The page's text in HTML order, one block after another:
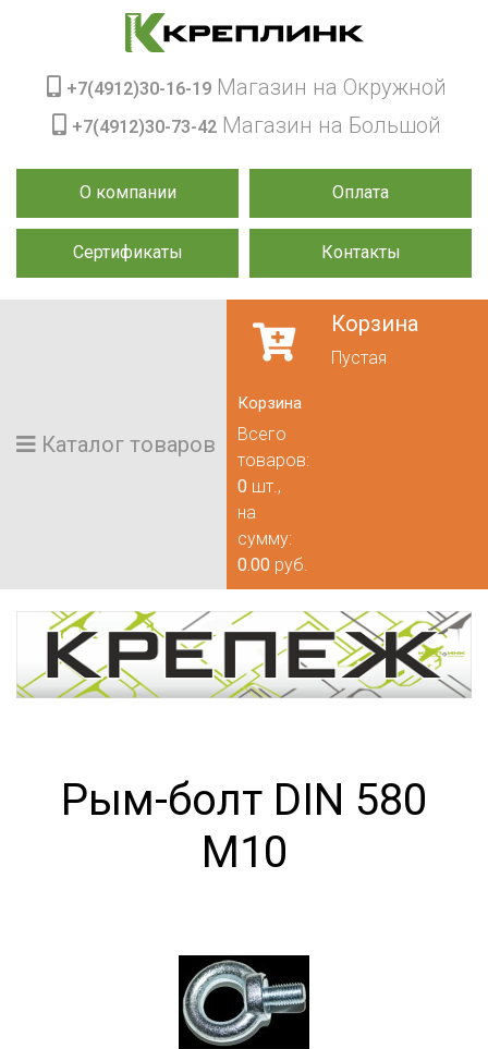
О компании Оплата
Сертификаты Контакты
+7(4912)30-16-19 Магазин на Окружной
+7(4912)30-73-42 Магазин на Большой
Каталог товаров
Корзина
Пустая
Корзина
Всего
товаров:
0 шт.,
на
сумму:
0.00 руб.
Рым-болт DIN 580
М10